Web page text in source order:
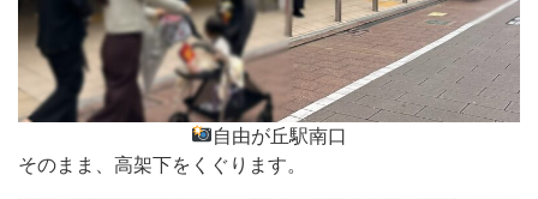
自由が丘駅南口
そのまま、高架下をくぐります。